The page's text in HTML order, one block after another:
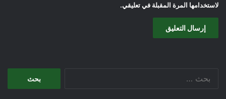
لاستخدامها المرة المقبلة في تعليقي.